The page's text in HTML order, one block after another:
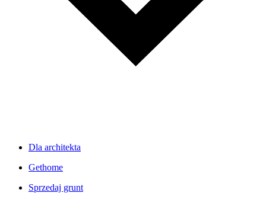
Dla architekta
Gethome
Sprzedaj grunt